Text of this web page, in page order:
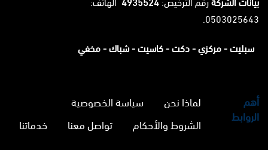
بيانات الشركةرقم الترخيص: 4935524 الهاتف:
0503025643.
سبليت -مركزي -دكت -كاسيت -شباك -مخفي
أهم
الروابط
لماذا نحن
سياسة الخصوصية
الشروط والأحكام
تواصل معنا خدماتنا